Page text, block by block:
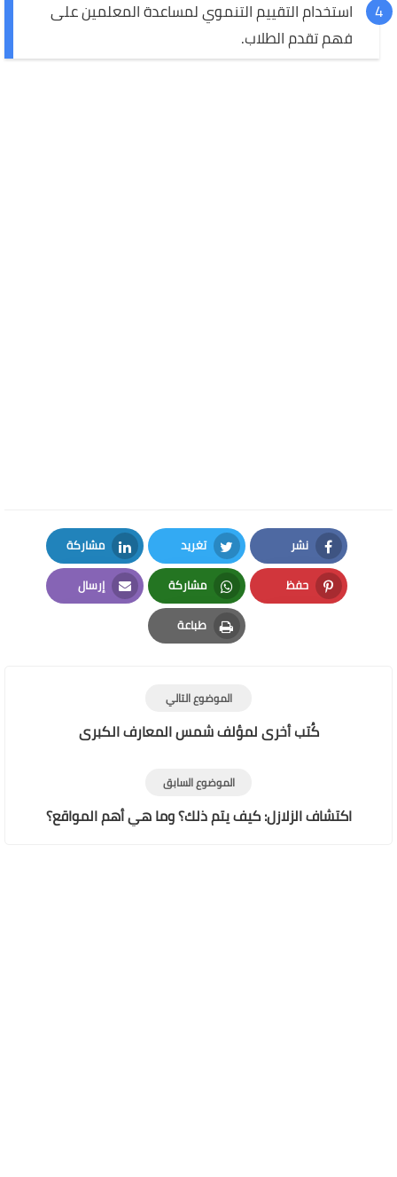
استخدام التقييم التنموي لمساعدة المعلمين على
فهم تقدم الطلاب.
نشر
Facebook
تغريد
Twitter
مشاركة
LinkedIn
حفظ
Pinterest
مشاركة
Whatsapp
إرسال
Email
طباعة
Print
الموضوع التالي
كُتب أخرى لمؤلف شمس المعارف الكبرى
الموضوع السابق
اكتشاف الزلازل: كيف يتم ذلك؟ وما هي أهم المواقع؟